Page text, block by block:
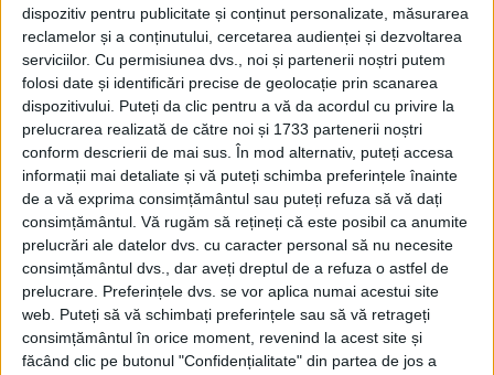
dispozitiv pentru publicitate și conținut personalizate, măsurarea
reclamelor și a conținutului, cercetarea audienței și dezvoltarea
serviciilor. Cu permisiunea dvs., noi și partenerii noștri putem
folosi date și identificări precise de geolocație prin scanarea
dispozitivului. Puteți da clic pentru a vă da acordul cu privire la
prelucrarea realizată de către noi și 1733 partenerii noștri
conform descrierii de mai sus. În mod alternativ, puteți accesa
informații mai detaliate și vă puteți schimba preferințele înainte
de a vă exprima consimțământul sau puteți refuza să vă dați
consimțământul. Vă rugăm să rețineți că este posibil ca anumite
prelucrări ale datelor dvs. cu caracter personal să nu necesite
consimțământul dvs., dar aveți dreptul de a refuza o astfel de
prelucrare. Preferințele dvs. se vor aplica numai acestui site
web. Puteți să vă schimbați preferințele sau să vă retrageți
consimțământul în orice moment, revenind la acest site și
făcând clic pe butonul "Confidențialitate" din partea de jos a
Istorii necunoscute. Rețeaua fantomelor KGB din Portland
Unul dintre cele mai spectaculoase cazuri de spionaj din
timpul Războiului Rece, în care sovieticii au acționat fără nici
un fel de...